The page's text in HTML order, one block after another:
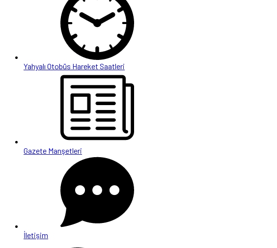
Yahyalı Otobüs Hareket Saatleri
Gazete Manşetleri
İletişim